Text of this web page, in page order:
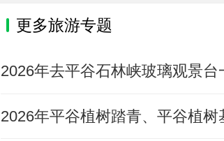
更多旅游专题
2026年去平谷石林峡玻璃观景台
2026年平谷植树踏青、平谷植树